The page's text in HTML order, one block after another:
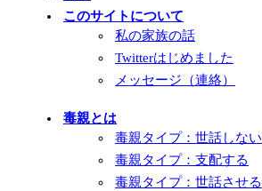
このサイトについて
私の家族の話
Twitterはじめました
メッセージ（連絡）
毒親とは
毒親タイプ：世話しない
毒親タイプ：支配する
毒親タイプ：世話させる